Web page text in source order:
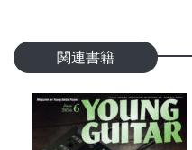
関連書籍